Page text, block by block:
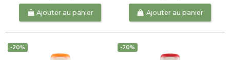
Ajouter au panier Ajouter au panier
-20% -20%